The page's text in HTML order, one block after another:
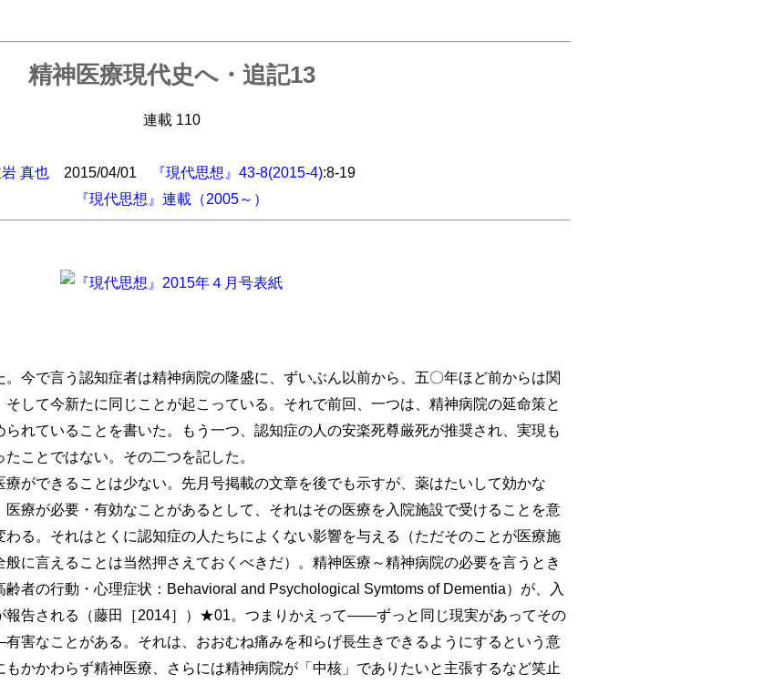
精神医療現代史へ・追記13
連載 110
真也 2015/04/01 『現代思想』43-8(2015-4):8-19
『現代思想』連載（2005～）
今で言う認知症者は精神病院の隆盛に、ずいぶん以前から、五〇年ほど前からは関
して今新たに同じことが起こっている。それで前回、一つは、精神病院の延命策と
れていることを書いた。もう一つ、認知症の人の安楽死尊厳死が推奨され、実現も
ことではない。その二つを記した。
ができることは少ない。先月号掲載の文章を後でも示すが、薬はたいして効かな
療が必要・有効なことがあるとして、それはその医療を入院施設で受けることを意
る。それはとくに認知症の人たちによくない影響を与える（ただそのことが医療施
に言えることは当然押さえておくべきだ）。精神医療～精神病院の必要を言うとき
者の行動・心理症状：Behavioral and Psychological Symtoms of Dementia）が、入
報告される（藤田［2014］）★01。つまりかえって――ずっと同じ現実があってその
害なことがある。それは、おおむね痛みを和らげ長生きできるようにするという意
かかわらず精神医療、さらには精神病院が「中核」でありたいと主張するなど笑止